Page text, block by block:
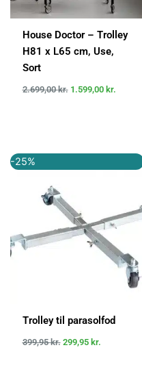
House Doctor – Trolley
H81 x L65 cm, Use,
Sort
2.699,00kr. 1.599,00 kr.
-25%
Trolley til parasolfod
399,95kr.
oprindelige
399,95 kr..
299,95 kr.
aktuelle
299,95 kr..